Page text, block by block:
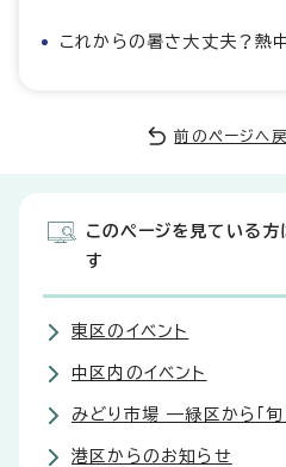
これからの暑さ大丈夫？熱
前のページへ
このページを見ている方
す
東区のイベント
中区内のイベント
みどり市場 —緑区から「
港区からのお知らせ